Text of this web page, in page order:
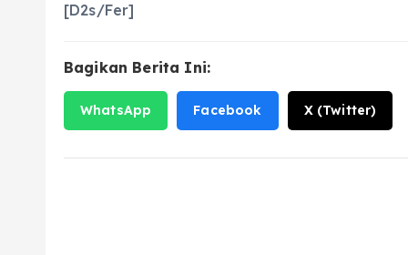
[D2s/Fer]
Bagikan Berita Ini:
WhatsApp Facebook X (Twitter)